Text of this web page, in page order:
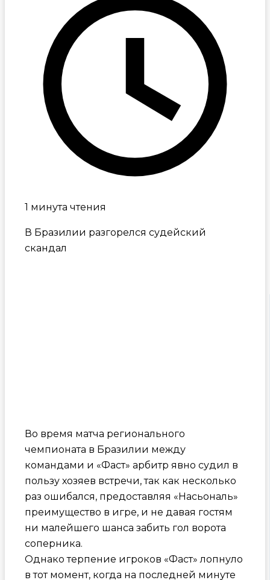
1 минута чтения
В Бразилии разгорелся судейский
скандал
Во время матча регионального
чемпионата в Бразилии между
командами и «Фаст» арбитр явно судил в
пользу хозяев встречи, так как несколько
раз ошибался, предоставляя «Насьональ»
преимущество в игре, и не давая гостям
ни малейшего шанса забить гол ворота
соперника.
Однако терпение игроков «Фаст» лопнуло
в тот момент, когда на последней минуте